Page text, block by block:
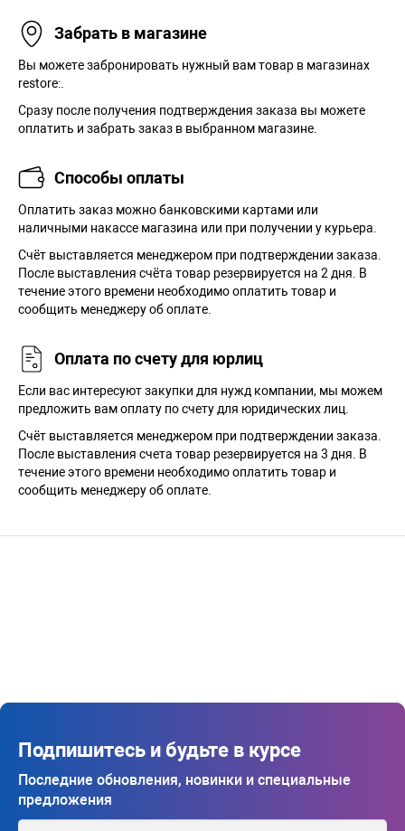
Забрать в магазине
Вы можете забронировать нужный вам товар в магазинах
restore:.
Сразу после получения подтверждения заказа вы можете
оплатить и забрать заказ в выбранном магазине.
Способы оплаты
Оплатить заказ можно банковскими картами или
наличными накассе магазина или при получении у курьера.
Cчёт выставляется менеджером при подтверждении заказа.
После выставления счёта товар резервируется на 2 дня. В
течение этого времени необходимо оплатить товар и
сообщить менеджеру об оплате.
Оплата по счету для юрлиц
Если вас интересуют закупки для нужд компании, мы можем
предложить вам оплату по счету для юридических лиц.
Счёт выставляется менеджером при подтверждении заказа.
После выставления счета товар резервируется на 3 дня. В
течение этого времени необходимо оплатить товар и
сообщить менеджеру об оплате.
Подпишитесь и будьте в курсе
Последние обновления, новинки и специальные
предложения